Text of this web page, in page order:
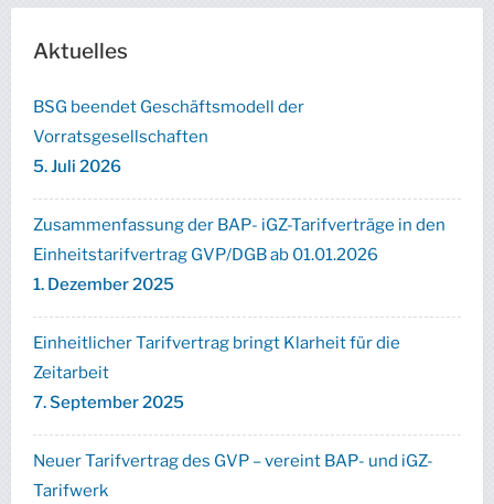
Aktuelles
BSG beendet Geschäftsmodell der
Vorratsgesellschaften
5. Juli 2026
Zusammenfassung der BAP- iGZ-Tarifverträge in den
Einheitstarifvertrag GVP/DGB ab 01.01.2026
1. Dezember 2025
Einheitlicher Tarifvertrag bringt Klarheit für die
Zeitarbeit
7. September 2025
Neuer Tarifvertrag des GVP – vereint BAP- und iGZ-
Tarifwerk